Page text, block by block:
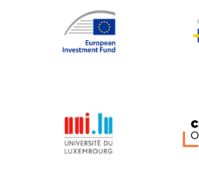
Klaus-Heiner Lehne
Koen LENAERTS
Lars Heikensten
Lucas Papademos
Máire Geoghegan-Quinn